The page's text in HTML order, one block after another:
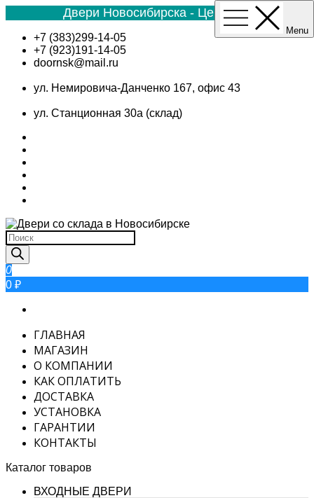
Двери Новосибирска - Цена №1
Skip
content
+7 (383)299-14-05
+7 (923)191-14-05
doornsk@mail.ru
ул. Немировича-Данченко 167, офис 43
ул. Станционная 30а (склад)
Поиск
товаров
0
0 ₽
Menu
ГЛАВНАЯ
МАГАЗИН
О КОМПАНИИ
КАК ОПЛАТИТЬ
ДОСТАВКА
УСТАНОВКА
ГАРАНТИИ
КОНТАКТЫ
Каталог товаров
ВХОДНЫЕ ДВЕРИ